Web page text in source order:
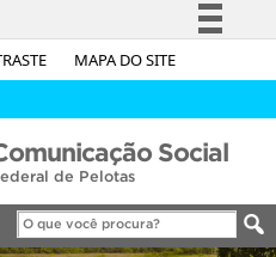
MAPA DO SITE
Simplifique!
Acesso à informação
Legislação
Canais
Social
de Pelotas